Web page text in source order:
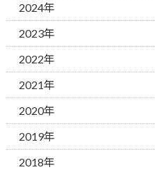
2024年
2023年
2022年
2021年
2020年
2019年
2018年